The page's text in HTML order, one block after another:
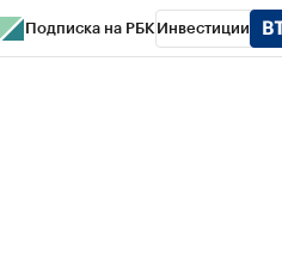
Подписка на РБК Инвестиции